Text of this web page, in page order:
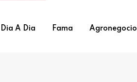
Dia A Dia Fama Agronegocio